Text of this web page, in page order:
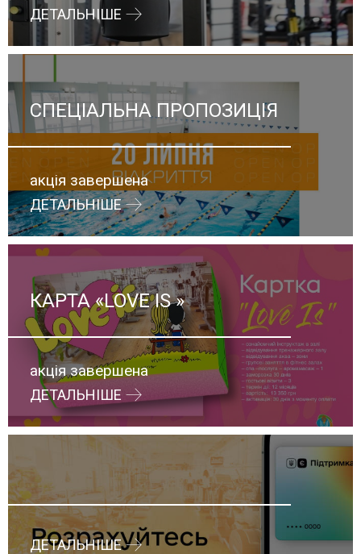
ДЕТАЛЬНІШЕ
CПЕЦІАЛЬНА ПРОПОЗИЦІЯ
акція завершена
ДЕТАЛЬНІШЕ
КАРТА «LOVE IS »
акція завершена
ДЕТАЛЬНІШЕ
ДЕТАЛЬНІШЕ